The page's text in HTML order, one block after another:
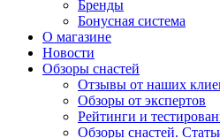
Бренды
Бонусная система
О магазине
Новости
Обзоры снастей
Отзывы от наших
Обзоры от экспертов
Рейтинги и
Обзоры снастей.